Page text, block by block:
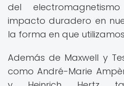
del
impacto duradero en
la forma en que
Además de Maxwell y
como André-Marie